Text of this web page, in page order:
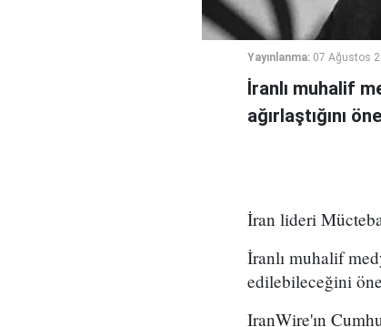
Yayınlanma: 07 Ağustos
İranlı muhalif
ağırlaştığını
İran lideri
İranlı muhalif
edilebileceğini
IranWire'ın